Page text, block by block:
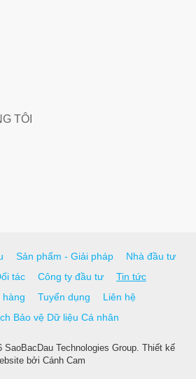
TÔI
Sản phẩm - Giải pháp
Nhà đầu tư
tác
Công ty đầu tư
Tin tức
hàng
Tuyển dụng
Liên hệ
Bảo vệ Dữ liệu Cá nhân
Technologies Group. Thiết kế
bởi Cánh Cam